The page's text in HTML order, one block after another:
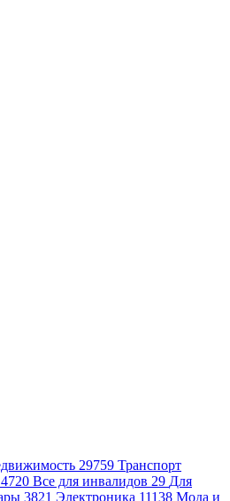
29759 Транспорт
4720 Все для инвалидов 29 Для
3821 Электроника 11138 Мода и